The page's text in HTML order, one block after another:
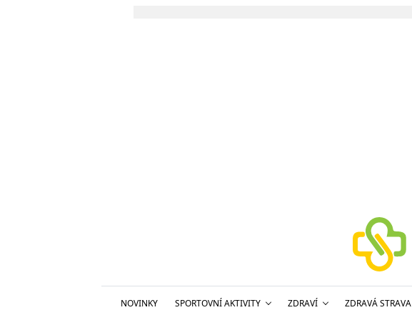
NOVINKY SPORTOVNÍ AKTIVITY ZDRAVÍ ZDRAVÁ STRAVA